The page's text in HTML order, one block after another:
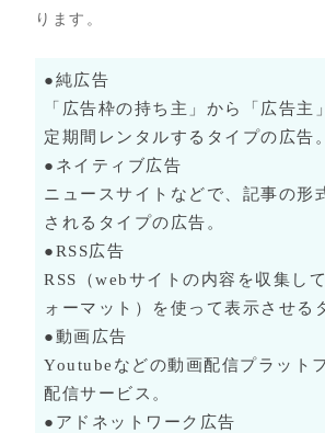
ります。
●純広告
「広告枠の持ち主」から「広告主
定期間レンタルするタイプの広告。
●ネイティブ広告
ニュースサイトなどで、記事の形
されるタイプの広告。
●RSS広告
RSS（webサイトの内容を収集し
ォーマット）を使って表示させる
●動画広告
Youtubeなどの動画配信プラット
配信サービス。
●アドネットワーク広告